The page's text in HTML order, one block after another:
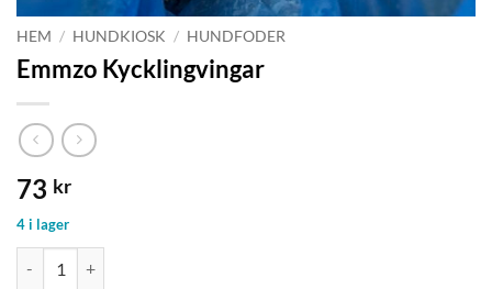
HEM / HUNDKIOSK / HUNDFODER
Emmzo Kycklingvingar
73 kr
4 i lager